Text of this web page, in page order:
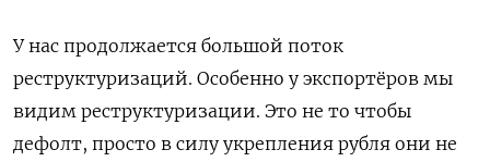
У нас продолжается большой поток
реструктуризаций. Особенно у экспортёров мы
видим реструктуризации. Это не то чтобы
дефолт, просто в силу укрепления рубля они не